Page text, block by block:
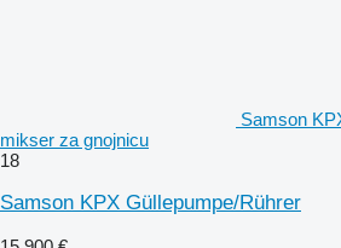
Samson
mikser za gnojnicu
18
Samson KPX Güllepumpe/Rührer